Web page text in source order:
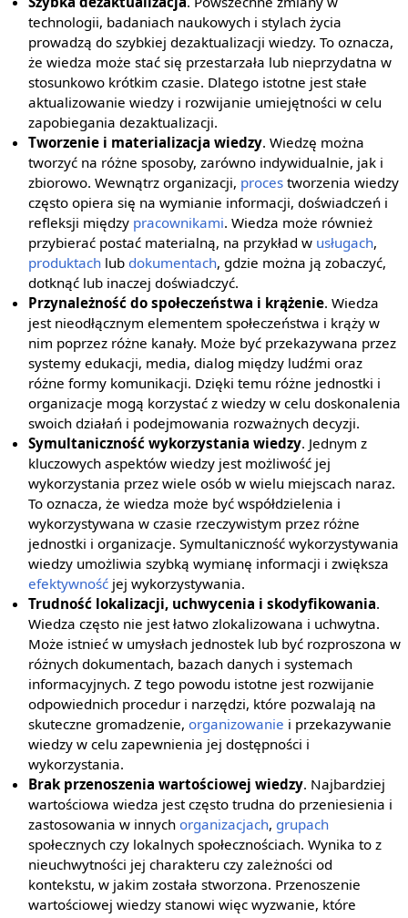
technologii, badaniach naukowych i stylach życia
prowadzą do szybkiej dezaktualizacji wiedzy. To oznacza,
że wiedza może stać się przestarzała lub nieprzydatna w
stosunkowo krótkim czasie. Dlatego istotne jest stałe
aktualizowanie wiedzy i rozwijanie umiejętności w celu
zapobiegania dezaktualizacji.
Tworzenie i materializacja wiedzy. Wiedzę można
tworzyć na różne sposoby, zarówno indywidualnie, jak i
zbiorowo. Wewnątrz organizacji, proces tworzenia wiedzy
często opiera się na wymianie informacji, doświadczeń i
refleksji między pracownikami. Wiedza może również
przybierać postać materialną, na przykład w usługach,
produktach lub dokumentach, gdzie można ją zobaczyć,
dotknąć lub inaczej doświadczyć.
Przynależność do społeczeństwa i krążenie. Wiedza
jest nieodłącznym elementem społeczeństwa i krąży w
nim poprzez różne kanały. Może być przekazywana przez
systemy edukacji, media, dialog między ludźmi oraz
różne formy komunikacji. Dzięki temu różne jednostki i
organizacje mogą korzystać z wiedzy w celu doskonalenia
swoich działań i podejmowania rozważnych decyzji.
Symultaniczność wykorzystania wiedzy. Jednym z
kluczowych aspektów wiedzy jest możliwość jej
wykorzystania przez wiele osób w wielu miejscach naraz.
To oznacza, że wiedza może być współdzielenia i
wykorzystywana w czasie rzeczywistym przez różne
jednostki i organizacje. Symultaniczność wykorzystywania
wiedzy umożliwia szybką wymianę informacji i zwiększa
efektywność jej wykorzystywania.
Trudność lokalizacji, uchwycenia i skodyfikowania.
Wiedza często nie jest łatwo zlokalizowana i uchwytna.
Może istnieć w umysłach jednostek lub być rozproszona w
różnych dokumentach, bazach danych i systemach
informacyjnych. Z tego powodu istotne jest rozwijanie
odpowiednich procedur i narzędzi, które pozwalają na
skuteczne gromadzenie,organizowanie i przekazywanie
wiedzy w celu zapewnienia jej dostępności i
wykorzystania.
Brak przenoszenia wartościowej wiedzy. Najbardziej
wartościowa wiedza jest często trudna do przeniesienia i
zastosowania w innychorganizacjach, grupach
społecznych czy lokalnych społecznościach. Wynika to z
nieuchwytności jej charakteru czy zależności od
kontekstu, w jakim została stworzona. Przenoszenie
wartościowej wiedzy stanowi więc wyzwanie, które